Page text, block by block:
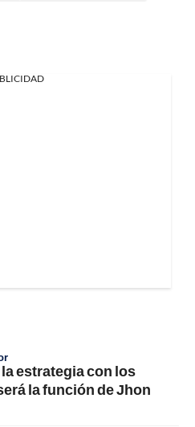
estrategia con los
la función de Jhon